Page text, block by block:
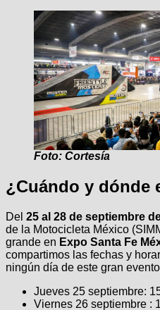
Foto: Cortesía
¿Cuándo y dónde
Del 25 al 28 de septiembre
de la Motocicleta México
grande en Expo Santa Fe
compartimos las fechas y
ningún día de este gran
Jueves 25 septiembre:
Viernes 26 septiembre :